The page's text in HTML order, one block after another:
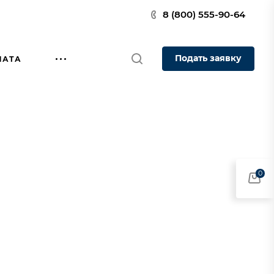
8 (800) 555-90-64
Подать заявку
0